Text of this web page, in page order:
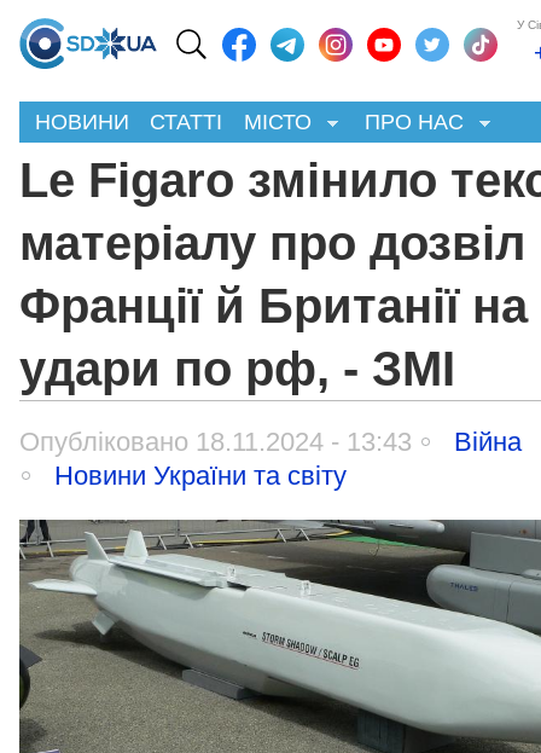
У
НОВИНИ СТАТТІ МІСТО ПРО НАС
Le Figaro змінило
матеріалу про дозвіл
Франції й Британії на
удари по рф, - ЗМІ
Опубліковано 18.11.2024 - 13:43
Війна
Новини України та світу